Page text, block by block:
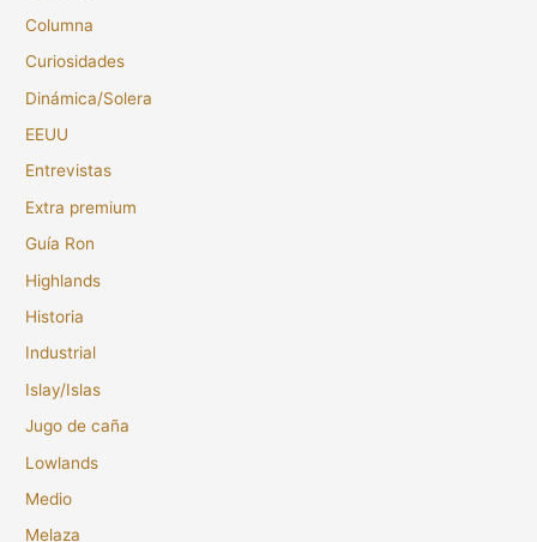
Columna
Curiosidades
Dinámica/Solera
EEUU
Entrevistas
Extra premium
Guía Ron
Highlands
Historia
Industrial
Islay/Islas
Jugo de caña
Lowlands
Medio
Melaza